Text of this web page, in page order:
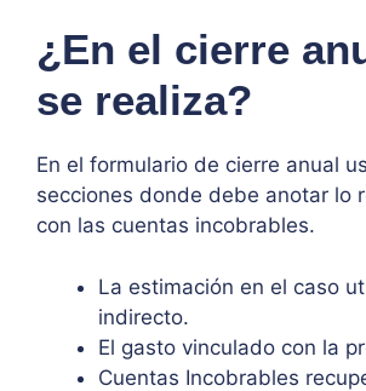
¿En el cierre
se realiza?
En el formulario de cierre anual
secciones donde debe anotar lo
con las cuentas incobrables.
La estimación en el caso
indirecto.
El gasto vinculado con la
Cuentas Incobrables